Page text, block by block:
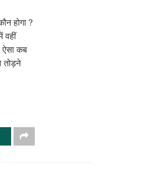
होगा ?
वहीं
ऐसा कब
तोड़ने